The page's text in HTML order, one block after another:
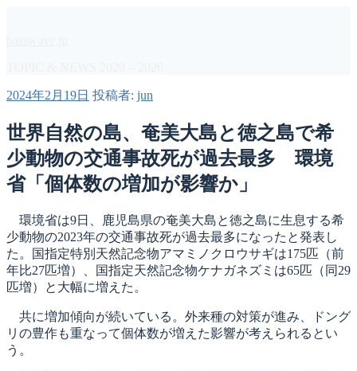
へ
キ
ッ
プ
投
日:
2024年2月19日 投稿者: jun
世界自然の島、奄美大島と徳之島で希
少動物の交通事故死が過去最多 環境
省「個体数の増加が影響か」
環境省は9日、鹿児島県の奄美大島と徳之島に生息する希
少動物の2023年の交通事故死が過去最多になったと発表し
た。国指定特別天然記念物アマミノクロウサギは175匹（前
年比27匹増）、国指定天然記念物ケナガネズミは65匹（同29
匹増）と大幅に増えた。
共に増加傾向が続いている。外来種の対策が進み、ドング
リの豊作も重なって個体数が増えた影響が考えられるとい
う。